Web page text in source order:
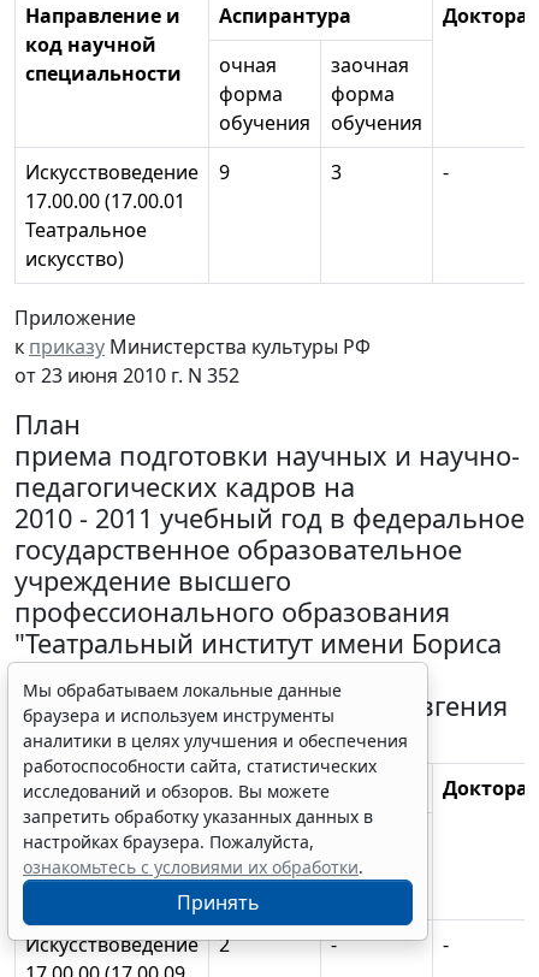
Направление и
код научной
специальности
Аспирантура
очная
форма
обучения
заочная
форма
обучения
Искусствоведение
17.00.00 (17.00.01
Театральное
искусство)
9 3 -
Приложение
к приказу Министерства культуры РФ
от 23 июня 2010 г. N 352
План
приема подготовки научных и научно-
педагогических кадров на
2010 - 2011 учебный год в федеральное
государственное образовательное
учреждение высшего
профессионального образования
"Театральный институт имени Бориса
Щукина при Государственном
академическом театре имени Евгения
Вахтангова"
Направление и
код научной
специальности
Аспирантура
очная
форма
обучения
форма
Искусствоведение
2 - -
Мы обрабатываем локальные данные
браузера и используем инструменты
аналитики в целях улучшения и обеспечения
работоспособности сайта, статистических
исследований и обзоров. Вы можете
запретить обработку указанных данных в
настройках браузера. Пожалуйста,
ознакомьтесь с условиями их обработки.
Принять